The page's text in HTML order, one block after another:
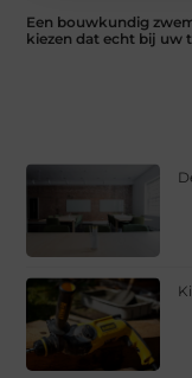
Een bouwkundig
kiezen dat echt bij uw